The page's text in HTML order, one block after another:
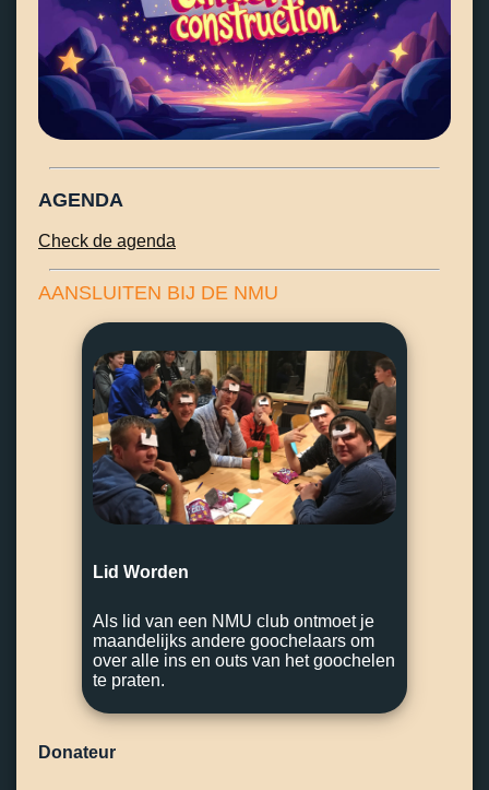
AGENDA
Check de agenda
AANSLUITEN BIJ DE NMU
Lid Worden
Als lid van een NMU club ontmoet je
maandelijks andere goochelaars om
over alle ins en outs van het goochelen
te praten.
Donateur